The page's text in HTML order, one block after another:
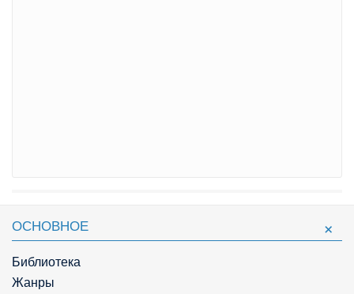
ОСНОВНОЕ
Библиотека
Жанры